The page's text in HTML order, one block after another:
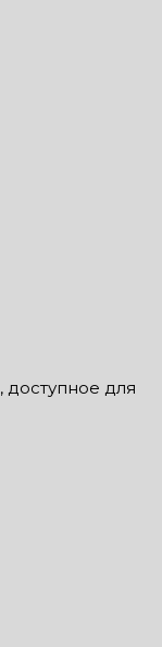
для